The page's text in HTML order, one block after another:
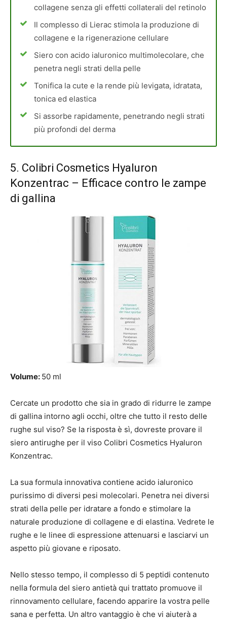
collagene senza gli effetti collaterali del retinolo
Il complesso di Lierac stimola la produzione di
collagene e la rigenerazione cellulare
Siero con acido ialuronico multimolecolare, che
penetra negli strati della pelle
Tonifica la cute e la rende più levigata, idratata,
tonica ed elastica
Si assorbe rapidamente, penetrando negli strati
più profondi del derma
5. Colibri Cosmetics Hyaluron
Konzentrac – Efficace contro le zampe
di gallina
Volume: 50 ml
Cercate un prodotto che sia in grado di ridurre le zampe
di gallina intorno agli occhi, oltre che tutto il resto delle
rughe sul viso? Se la risposta è sì, dovreste provare il
siero antirughe per il viso Colibri Cosmetics Hyaluron
Konzentrac.
La sua formula innovativa contiene acido ialuronico
purissimo di diversi pesi molecolari. Penetra nei diversi
strati della pelle per idratare a fondo e stimolare la
naturale produzione di collagene e di elastina. Vedrete le
rughe e le linee di espressione attenuarsi e lasciarvi un
aspetto più giovane e riposato.
Nello stesso tempo, il complesso di 5 peptidi contenuto
nella formula del siero antietà qui trattato promuove il
rinnovamento cellulare, facendo apparire la vostra pelle
sana e perfetta. Un altro vantaggio è che vi aiuterà a